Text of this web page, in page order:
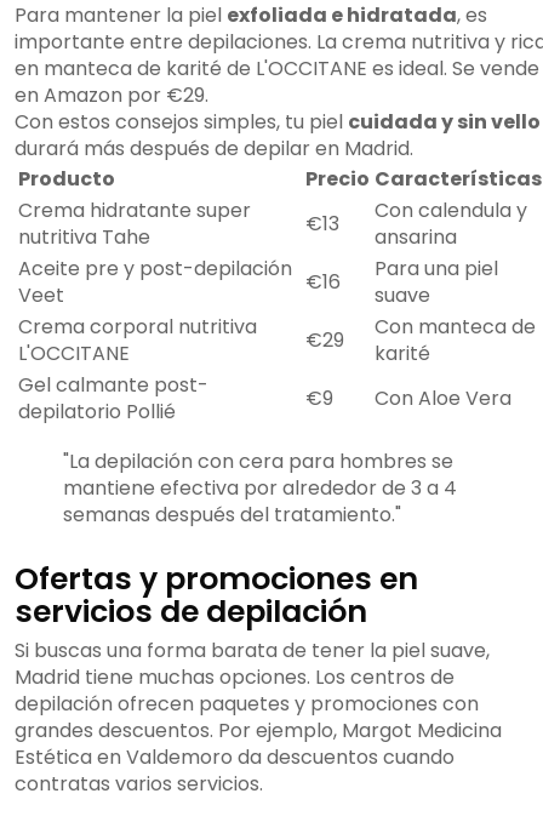
Para mantener la piel exfoliada e hidratada, es
importante entre depilaciones. La crema nutritiva y
en manteca de karité de L'OCCITANE es ideal. Se vende
en Amazon por €29.
Con estos consejos simples, tu piel cuidada y sin vello
durará más después de depilar en Madrid.
Producto
Precio Características
Crema hidratante super
nutritiva Tahe
€13
Con calendula y
ansarina
Aceite pre y post-depilación
Veet
€16
Para una piel
suave
Crema corporal nutritiva
L'OCCITANE
€29
Con manteca de
karité
Gel calmante post-
depilatorio Pollié
€9 Con Aloe Vera
"La depilación con cera para hombres se
mantiene efectiva por alrededor de 3 a 4
semanas después del tratamiento."
Ofertas y promociones en
servicios de depilación
Si buscas una forma barata de tener la piel suave,
Madrid tiene muchas opciones. Los centros de
depilación ofrecen paquetes y promociones con
grandes descuentos. Por ejemplo, Margot Medicina
Estética en Valdemoro da descuentos cuando
contratas varios servicios.